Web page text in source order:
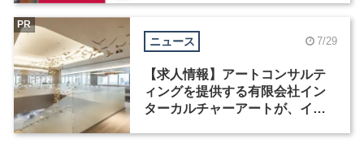
ニュース 7/29
【求人情報】アートコンサルテ
ィングを提供する有限会社イン
ターカルチャーアートが、イン
PR